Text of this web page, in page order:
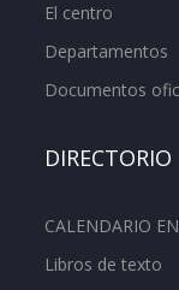
El centro
Departamentos
Documentos
DIRECTORIO
CALENDARIO
Libros de texto